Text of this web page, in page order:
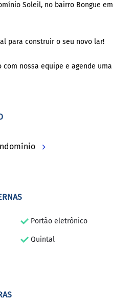
Soleil, no bairro Bongue em
para construir o seu novo lar!
com nossa equipe e agende uma
Portão eletrônico
Quintal